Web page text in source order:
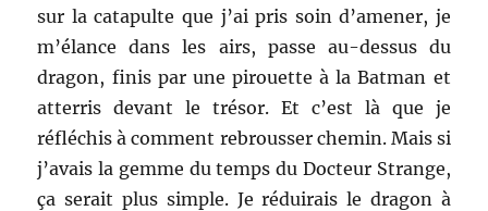
sur la catapulte que j’ai pris soin d’amener, je
m’élance dans les airs, passe au-dessus du
dragon, finis par une pirouette à la Batman et
atterris devant le trésor. Et c’est là que je
réfléchis à comment rebrousser chemin. Mais si
j’avais la gemme du temps du Docteur Strange,
ça serait plus simple. Je réduirais le dragon à